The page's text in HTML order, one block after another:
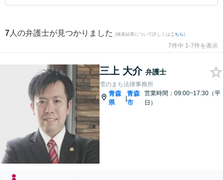
7 人の弁護士が見つかりました (検索結果について詳しくは こちら)
7件中 1-7件を表示
三上 大介 弁護士
雪のまち法律事務所
青森
県
|
青森
市
営業時間：09:00~17:30（平
日）